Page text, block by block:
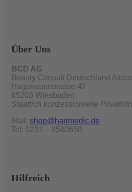
Über Uns
BCD AG
Beauty Consult Deutschland
Hagenauerstrasse 42
65203 Wiesbaden
Staatlich konzessionierte
Mail: shop@hairmedic.de
Tel: 0231 – 9580650
Hilfreich